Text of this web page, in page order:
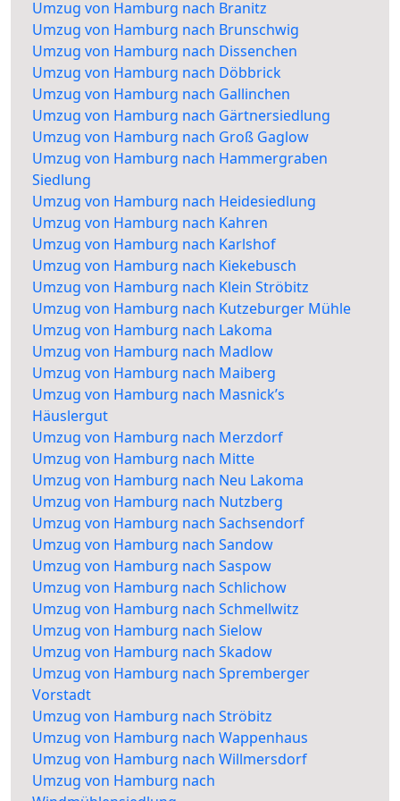
Umzug von Hamburg nach Branitz
Umzug von Hamburg nach Brunschwig
Umzug von Hamburg nach Dissenchen
Umzug von Hamburg nach Döbbrick
Umzug von Hamburg nach Gallinchen
Umzug von Hamburg nach Gärtnersiedlung
Umzug von Hamburg nach Groß Gaglow
Umzug von Hamburg nach Hammergraben
Siedlung
Umzug von Hamburg nach Heidesiedlung
Umzug von Hamburg nach Kahren
Umzug von Hamburg nach Karlshof
Umzug von Hamburg nach Kiekebusch
Umzug von Hamburg nach Klein Ströbitz
Umzug von Hamburg nach Kutzeburger Mühle
Umzug von Hamburg nach Lakoma
Umzug von Hamburg nach Madlow
Umzug von Hamburg nach Maiberg
Umzug von Hamburg nach Masnick’s
Häuslergut
Umzug von Hamburg nach Merzdorf
Umzug von Hamburg nach Mitte
Umzug von Hamburg nach Neu Lakoma
Umzug von Hamburg nach Nutzberg
Umzug von Hamburg nach Sachsendorf
Umzug von Hamburg nach Sandow
Umzug von Hamburg nach Saspow
Umzug von Hamburg nach Schlichow
Umzug von Hamburg nach Schmellwitz
Umzug von Hamburg nach Sielow
Umzug von Hamburg nach Skadow
Umzug von Hamburg nach Spremberger
Vorstadt
Umzug von Hamburg nach Ströbitz
Umzug von Hamburg nach Wappenhaus
Umzug von Hamburg nach Willmersdorf
Umzug von Hamburg nach